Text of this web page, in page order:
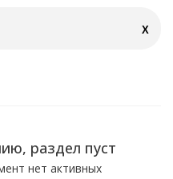
X
раздел пуст
нет активных